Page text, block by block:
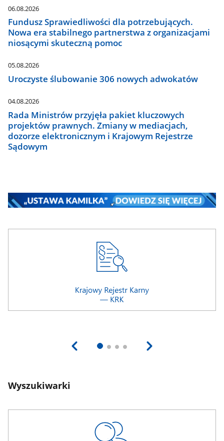
06.08.2026
Fundusz Sprawiedliwości dla potrzebujących.
Nowa era stabilnego partnerstwa z organizacjami
niosącymi skuteczną pomoc
05.08.2026
Uroczyste ślubowanie 306 nowych adwokatów
04.08.2026
Rada Ministrów przyjęła pakiet kluczowych
projektów prawnych. Zmiany w mediacjach,
dozorze elektronicznym i Krajowym Rejestrze
Sądowym
Wyszukiwarki